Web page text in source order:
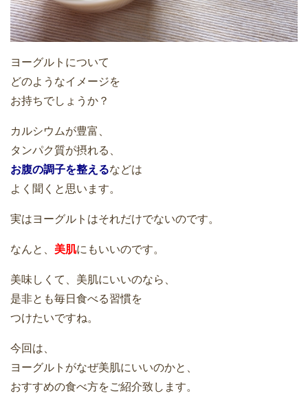
ヨーグルトについて
どのようなイメージを
お持ちでしょうか？
カルシウムが豊富、
タンパク質が摂れる、
お腹の調子を整えるなどは
よく聞くと思います。
実はヨーグルトはそれだけでないのです。
なんと、 美肌にもいいのです。
美味しくて、美肌にいいのなら、
是非とも毎日食べる習慣を
つけたいですね。
今回は、
ヨーグルトがなぜ美肌にいいのかと、
おすすめの食べ方をご紹介致します。